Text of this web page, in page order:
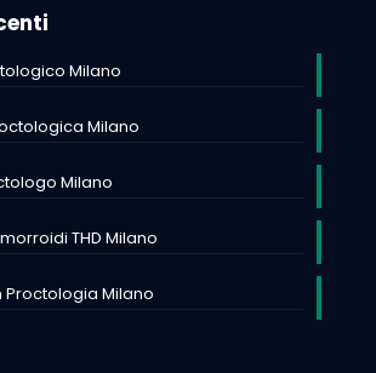
Milano
Milano
Milano
THD Milano
Proctologia Milano